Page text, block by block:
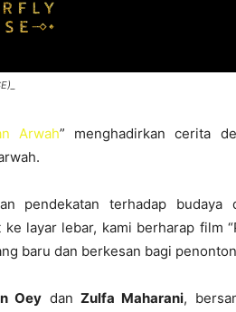
Arwah” menghadirkan cerita
pendekatan terhadap budaya
layar lebar, kami berharap film
baru dan berkesan bagi
Oey dan Zulfa Maharani,